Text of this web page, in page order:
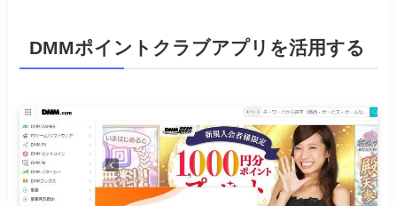
DMMポイントクラブアプリを活用する